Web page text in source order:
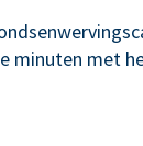
minuten met